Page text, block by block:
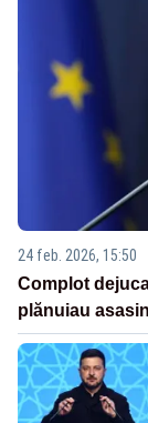
24 feb. 2026, 15:50
Complot
plănuiau